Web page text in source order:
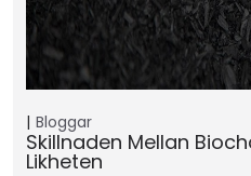
Bloggar
Skillnaden Mellan
Likheten